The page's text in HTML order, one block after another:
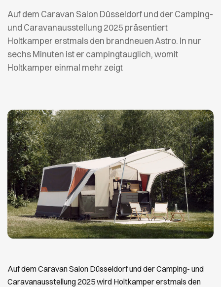
Auf dem Caravan Salon Düsseldorf und der Camping-
und Caravanausstellung 2025 präsentiert
Holtkamper erstmals den brandneuen Astro. In nur
sechs Minuten ist er campingtauglich, womit
Holtkamper einmal mehr zeigt
Auf dem Caravan Salon Düsseldorf und der Camping- und
Caravanausstellung 2025 wird Holtkamper erstmals den